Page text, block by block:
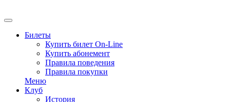
Билеты
Купить билет On-Line
Купить абонемент
Правила поведения
Правила покупки
Меню
Клуб
История